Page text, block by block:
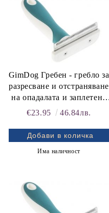
GimDog Гребен - гребло за
разресване и отстраняване
на опадалата и заплетена
козина, р-р M 11x16 см
€23.95 46.84лв.
Има наличност